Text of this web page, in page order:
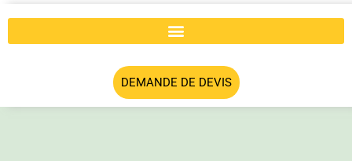
DEMANDE DE DEVIS